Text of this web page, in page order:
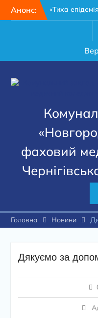
Анонс:
«Тиха
чому
Чернігівщини
пройти 15-
28 липня –
фаховий
Головна Новини
Дякуємо за